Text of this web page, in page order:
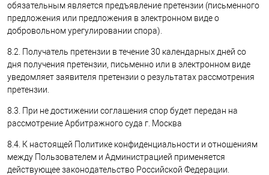
обязательным является предъявление претензии (письменного
предложения или предложения в электронном виде о
добровольном урегулировании спора).
8.2. Получатель претензии в течение 30 календарных дней со
дня получения претензии, письменно или в электронном виде
уведомляет заявителя претензии о результатах рассмотрения
претензии.
8.3. При не достижении соглашения спор будет передан на
рассмотрение Арбитражного суда г. Москва
8.4. К настоящей Политике конфиденциальности и отношениям
между Пользователем и Администрацией применяется
действующее законодательство Российской Федерации.